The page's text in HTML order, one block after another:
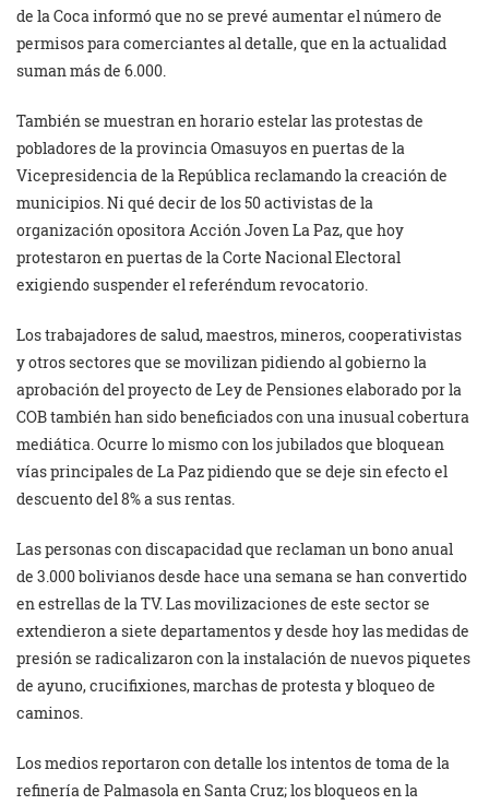
de la Coca informó que no se prevé aumentar el número de
permisos para comerciantes al detalle, que en la actualidad
suman más de 6.000.
También se muestran en horario estelar las protestas de
pobladores de la provincia Omasuyos en puertas de la
Vicepresidencia de la República reclamando la creación de
municipios. Ni qué decir de los 50 activistas de la
organización opositora Acción Joven La Paz, que hoy
protestaron en puertas de la Corte Nacional Electoral
exigiendo suspender el referéndum revocatorio.
Los trabajadores de salud, maestros, mineros, cooperativistas
y otros sectores que se movilizan pidiendo al gobierno la
aprobación del proyecto de Ley de Pensiones elaborado por la
COB también han sido beneficiados con una inusual cobertura
mediática. Ocurre lo mismo con los jubilados que bloquean
vías principales de La Paz pidiendo que se deje sin efecto el
descuento del 8% a sus rentas.
Las personas con discapacidad que reclaman un bono anual
de 3.000 bolivianos desde hace una semana se han convertido
en estrellas de la TV. Las movilizaciones de este sector se
extendieron a siete departamentos y desde hoy las medidas de
presión se radicalizaron con la instalación de nuevos piquetes
de ayuno, crucifixiones, marchas de protesta y bloqueo de
caminos.
Los medios reportaron con detalle los intentos de toma de la
refinería de Palmasola en Santa Cruz; los bloqueos en la